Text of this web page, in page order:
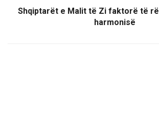
Shqiptarët e Malit të Zi faktorë të
harmonisë